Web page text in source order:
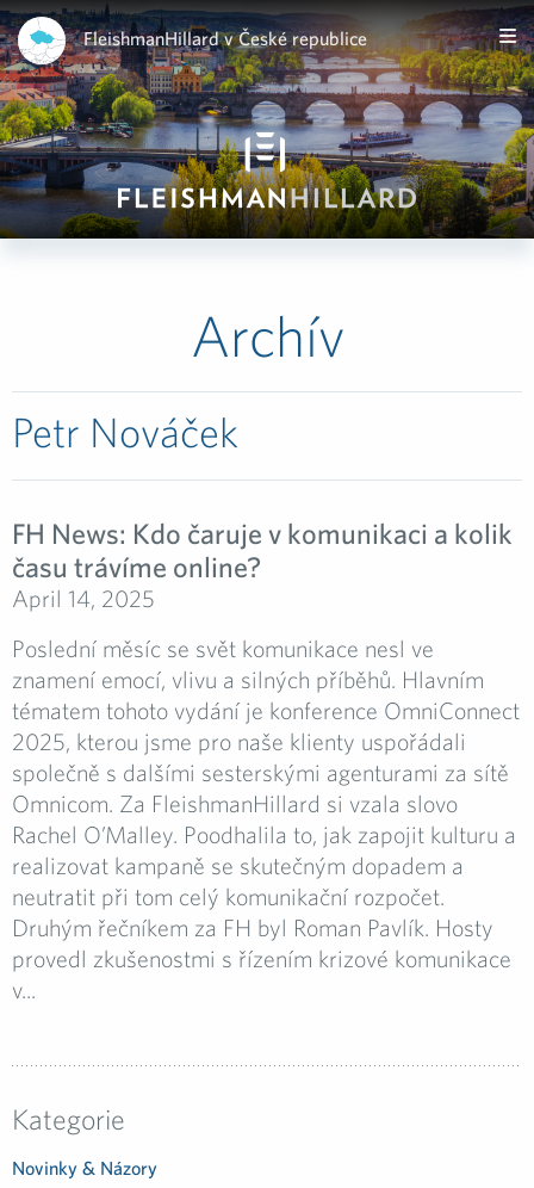
FleishmanHillard v České republice
Archív
Petr Nováček
FH News: Kdo čaruje v komunikaci a kolik
času trávíme online?
April 14, 2025
Poslední měsíc se svět komunikace nesl ve
znamení emocí, vlivu a silných příběhů. Hlavním
tématem tohoto vydání je konference OmniConnect
2025, kterou jsme pro naše klienty uspořádali
společně s dalšími sesterskými agenturami za sítě
Omnicom. Za FleishmanHillard si vzala slovo
Rachel O’Malley. Poodhalila to, jak zapojit kulturu a
realizovat kampaně se skutečným dopadem a
neutratit při tom celý komunikační rozpočet.
Druhým řečníkem za FH byl Roman Pavlík. Hosty
provedl zkušenostmi s řízením krizové komunikace
v...
Kategorie
Novinky & Názory